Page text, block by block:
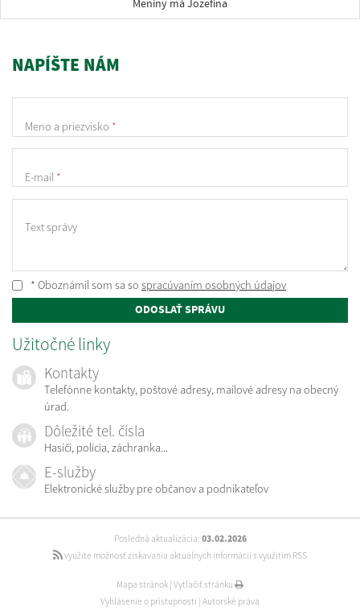
Meniny má Jozefína
NAPÍŠTE NÁM
Meno a priezvisko *
E-mail *
Text správy
* Oboznámil som sa so spracúvaním osobných údajov
ODOSLAŤ SPRÁVU
Užitočné linky
Kontakty
Telefónne kontakty, poštové adresy, mailové adresy na obecný
úrad.
Dôležité tel. čísla
Hasiči, polícia, záchranka...
E-služby
Elektronické služby pre občanov a podnikateľov
Posledná aktualizácia: 03.02.2026
využite možnosť získavania aktuálnych informácií s využitím RSS
Mapa stránok | Vytlačiť stránku
Vyhlásenie o prístupnosti | Autorské práva